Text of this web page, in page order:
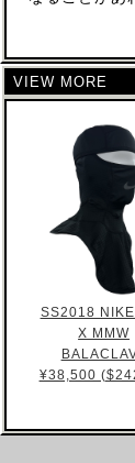
VIEW MORE
SS2018
X MMW
¥38,500